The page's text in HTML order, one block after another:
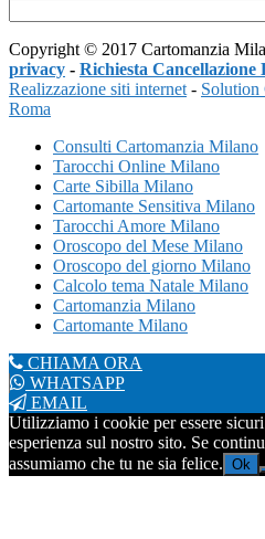
Copyright © 2017 Cartomanzia
privacy - Richiesta Cancellazione
Realizzazione siti internet - Solution
Roma
Consulti Cartomanzia Milano
Tarocchi Online Milano
Carte Sibilla Milano
Cartomante Sensitiva Milano
Tarocchi Amore Milano
Oroscopo del Mese Milano
Oroscopo del giorno Milano
Calcolo tema Natale Milano
Cartomanzia Milano
Cartomante Milano
CHIAMA ORA
WHATSAPP
EMAIL
Utilizziamo i cookie per essere
esperienza sul nostro sito. Se
assumiamo che tu ne sia felice. Ok